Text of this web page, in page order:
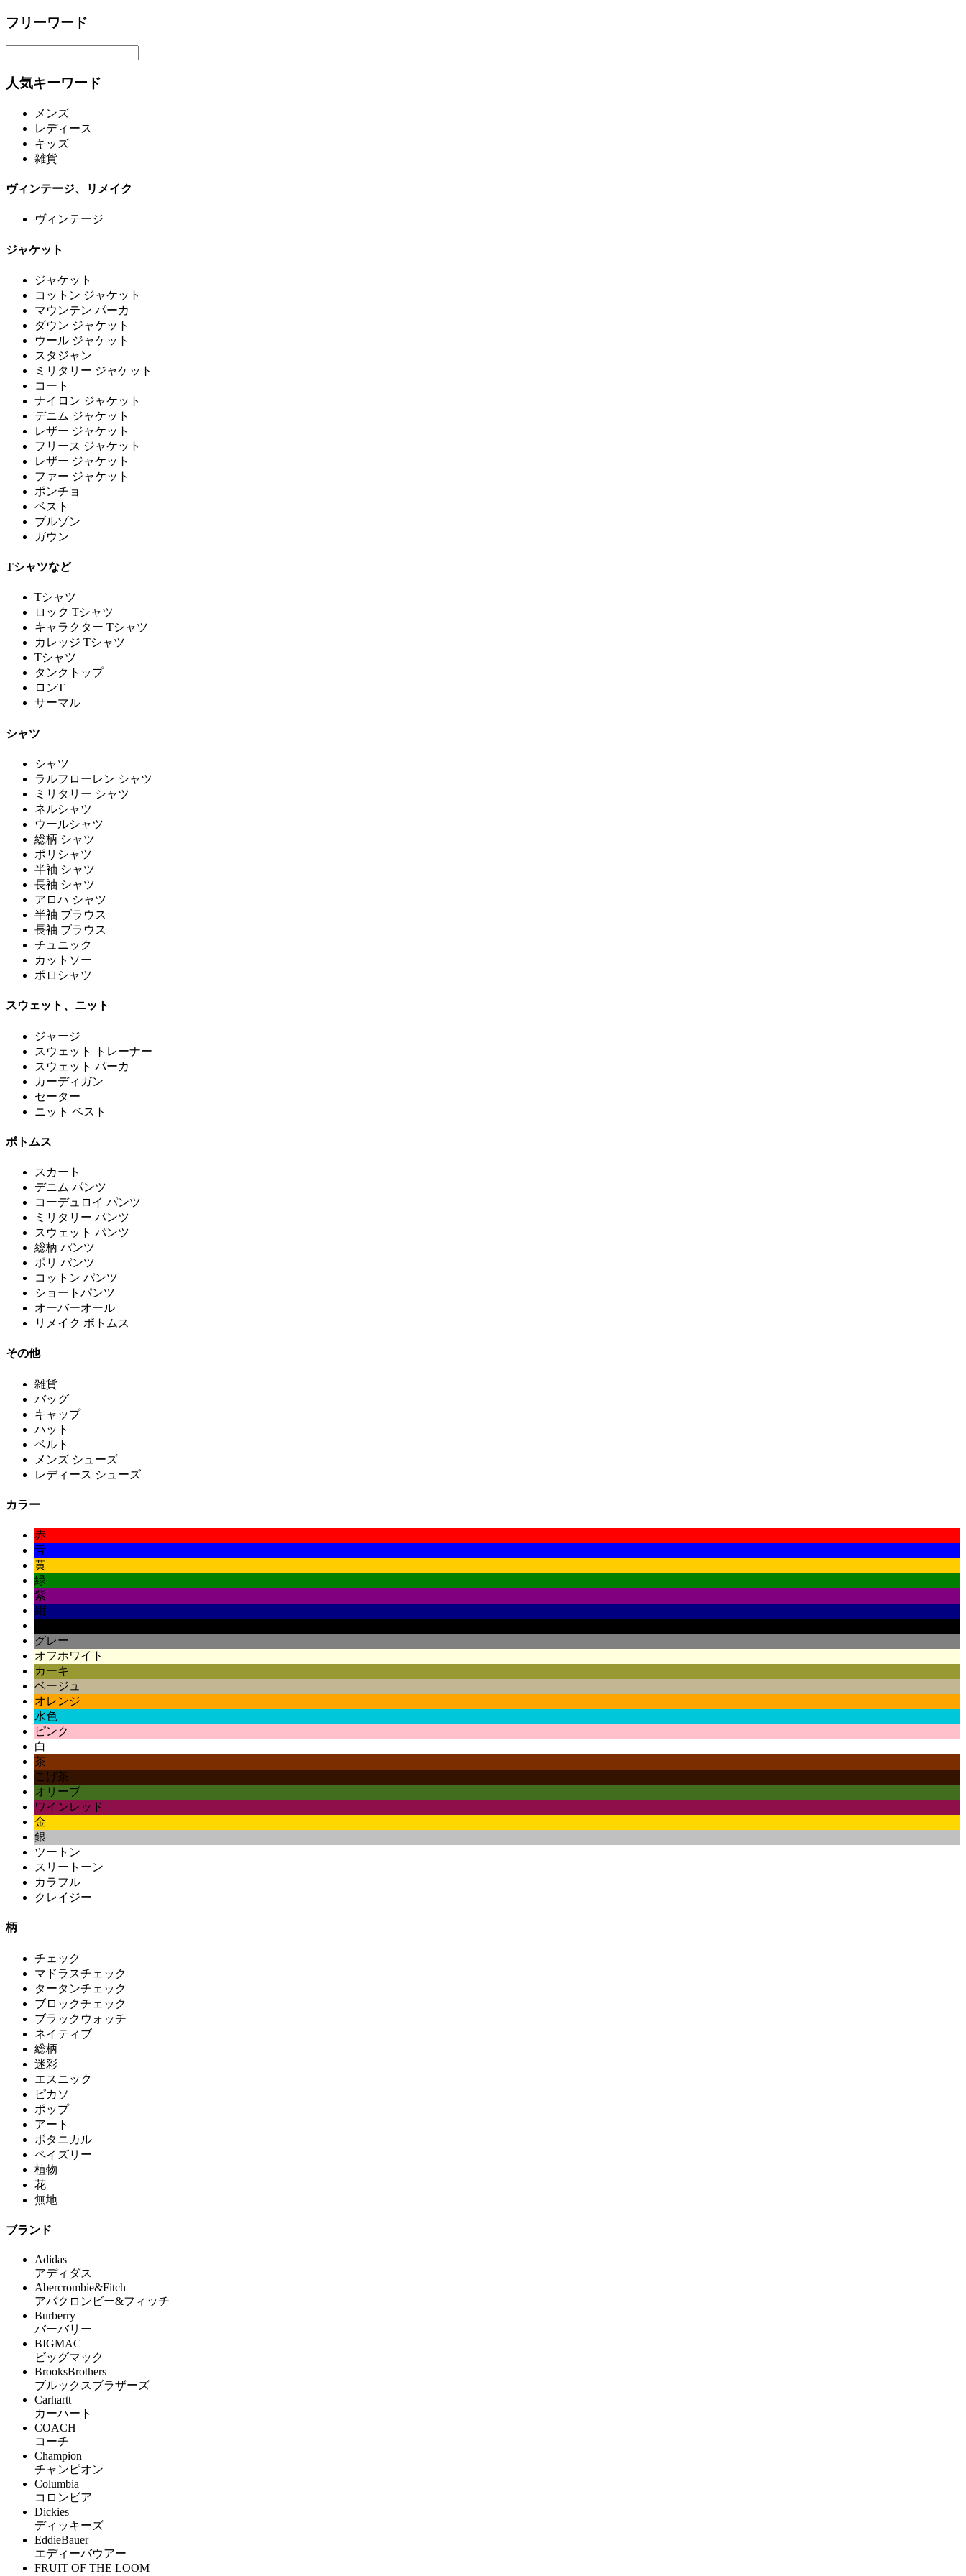
フリーワード
人気キーワード
メンズ
レディース
キッズ
雑貨
ヴィンテージ、リメイク
ヴィンテージ
ジャケット
ジャケット
コットン ジャケット
マウンテン パーカ
ダウン ジャケット
ウール ジャケット
スタジャン
ミリタリー ジャケット
コート
ナイロン ジャケット
デニム ジャケット
レザー ジャケット
フリース ジャケット
レザー ジャケット
ファー ジャケット
ポンチョ
ベスト
ブルゾン
ガウン
Tシャツなど
Tシャツ
ロック Tシャツ
キャラクター Tシャツ
カレッジ Tシャツ
Tシャツ
タンクトップ
ロンT
サーマル
シャツ
シャツ
ラルフローレン シャツ
ミリタリー シャツ
ネルシャツ
ウールシャツ
総柄 シャツ
ポリシャツ
半袖 シャツ
長袖 シャツ
アロハ シャツ
半袖 ブラウス
長袖 ブラウス
チュニック
カットソー
ポロシャツ
スウェット、ニット
ジャージ
スウェット トレーナー
スウェット パーカ
カーディガン
セーター
ニット ベスト
ボトムス
スカート
デニム パンツ
コーデュロイ パンツ
ミリタリー パンツ
スウェット パンツ
総柄 パンツ
ポリ パンツ
コットン パンツ
ショートパンツ
オーバーオール
リメイク ボトムス
その他
雑貨
バッグ
キャップ
ハット
ベルト
メンズ シューズ
レディース シューズ
カラー
赤
青
黄
緑
紫
紺
グレー
オフホワイト
カーキ
ベージュ
オレンジ
水色
ピンク
白
茶
こげ茶
オリーブ
ワインレッド
金
銀
ツートン
スリートーン
カラフル
クレイジー
柄
チェック
マドラスチェック
タータンチェック
ブロックチェック
ブラックウォッチ
ネイティブ
総柄
迷彩
エスニック
ピカソ
ポップ
アート
ボタニカル
ペイズリー
植物
花
無地
ブランド
Adidas
アディダス
Abercrombie&Fitch
アバクロンビー&フィッチ
Burberry
バーバリー
BIGMAC
ビッグマック
BrooksBrothers
ブルックスブラザーズ
Carhartt
カーハート
COACH
コーチ
Champion
チャンピオン
Columbia
コロンビア
Dickies
ディッキーズ
EddieBauer
エディーバウアー
FRUIT OF THE LOOM